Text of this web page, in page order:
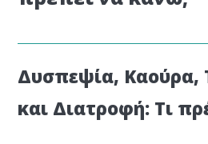
Δυσπεψία, Καούρα,
και Διατροφή: Τι